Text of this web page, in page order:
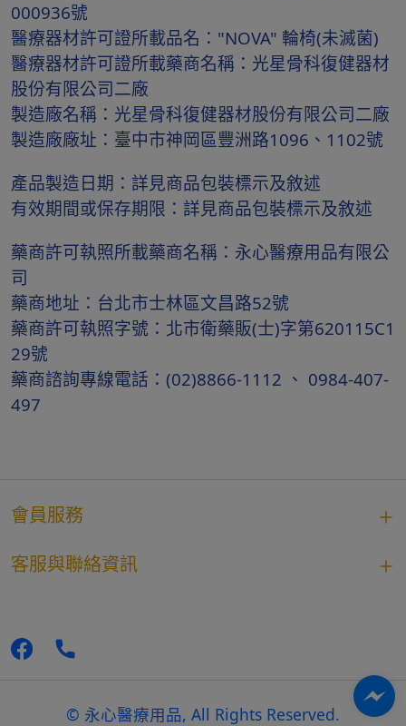
000936號
醫療器材許可證所載品名："NOVA" 輪椅(未滅菌)
醫療器材許可證所載藥商名稱：光星骨科復健器材
股份有限公司二廠
製造廠名稱：光星骨科復健器材股份有限公司二廠
製造廠廠址：臺中市神岡區豐洲路1096、1102號
產品製造日期：詳見商品包裝標示及敘述
有效期間或保存期限：詳見商品包裝標示及敘述
藥商許可執照所載藥商名稱：永心醫療用品有限公
司
藥商地址：台北市士林區文昌路52號
藥商許可執照字號：北市衛藥販(士)字第620115C1
29號
藥商諮詢專線電話：(02)8866-1112 、 0984-407-
497
會員服務
客服與聯絡資訊
© 永心醫療用品, All Rights Reserved.